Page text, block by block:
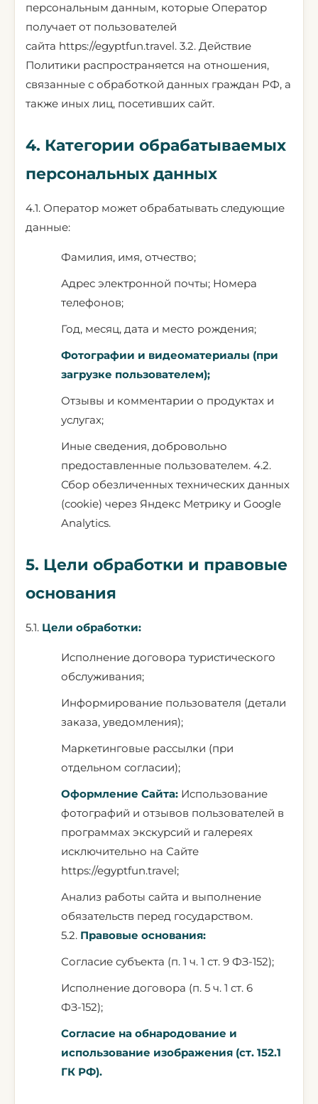
персональным данным, которые Оператор
получает от пользователей
сайта https://egyptfun.travel. 3.2. Действие
Политики распространяется на отношения,
связанные с обработкой данных граждан РФ, а
также иных лиц, посетивших сайт.
4. Категории обрабатываемых
персональных данных
4.1. Оператор может обрабатывать следующие
данные:
Фамилия, имя, отчество;
Адрес электронной почты; Номера
телефонов;
Год, месяц, дата и место рождения;
Фотографии и видеоматериалы (при
загрузке пользователем);
Отзывы и комментарии о продуктах и
услугах;
Иные сведения, добровольно
предоставленные пользователем. 4.2.
Сбор обезличенных технических данных
(cookie) через Яндекс Метрику и Google
Analytics.
5. Цели обработки и правовые
основания
5.1. Цели обработки:
Исполнение договора туристического
обслуживания;
Информирование пользователя (детали
заказа, уведомления);
Маркетинговые рассылки (при
отдельном согласии);
Оформление Сайта: Использование
фотографий и отзывов пользователей в
программах экскурсий и галереях
исключительно на Сайте
https://egyptfun.travel;
Анализ работы сайта и выполнение
обязательств перед государством.
5.2. Правовые основания:
Согласие субъекта (п. 1 ч. 1 ст. 9 ФЗ-152);
Исполнение договора (п. 5 ч. 1 ст. 6
ФЗ-152);
Согласие на обнародование и
использование изображения (ст. 152.1
ГК РФ).